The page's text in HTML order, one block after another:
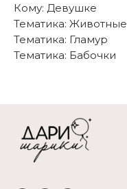
Кому: Девушке
Тематика: Животные
Тематика: Гламур
Тематика: Бабочки